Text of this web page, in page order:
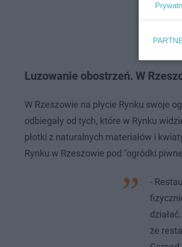
Luzowanie obostrzeń. W
W Rzeszowie na płycie Rynku swoje
odbiegały od tych, które w Rynku
płotki z naturalnych materiałów i
Rynku w Rzeszowie pod "ogródki
-
że